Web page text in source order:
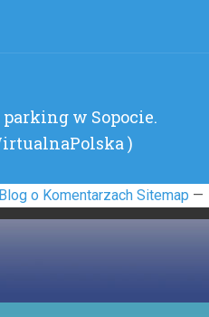
w Sopocie.
)
Blog o Komentarzach Sitemap —